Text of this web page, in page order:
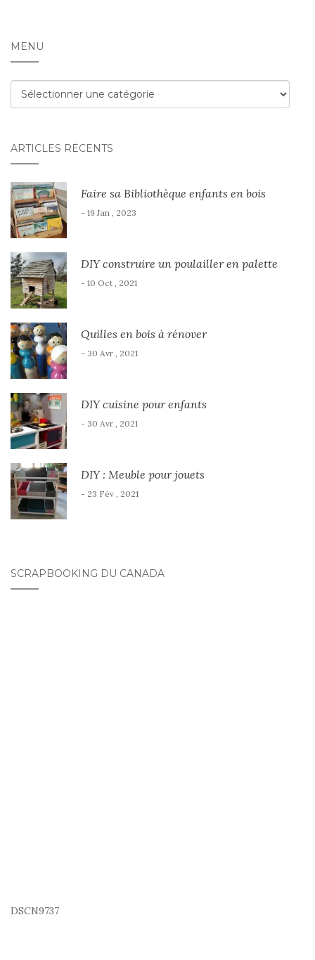
MENU
Menu
ARTICLES RÉCENTS
Faire sa Bibliothèque enfants en bois
- 19 Jan , 2023
DIY construire un poulailler en palette
- 10 Oct , 2021
Quilles en bois à rénover
- 30 Avr , 2021
DIY cuisine pour enfants
- 30 Avr , 2021
DIY : Meuble pour jouets
- 23 Fév , 2021
SCRAPBOOKING DU CANADA
DSCN9737